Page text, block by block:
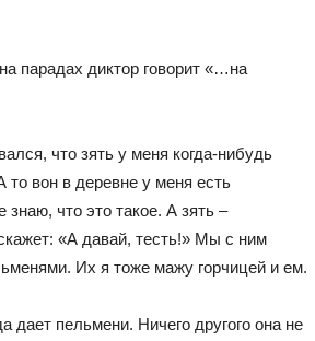
парадах диктор говорит «…на
что зять у меня когда-нибудь
то вон в деревне у меня есть
что это такое. А зять –
«А давай, тесть!» Мы с ним
Их я тоже мажу горчицей и ем.
дает пельмени. Ничего другого она не